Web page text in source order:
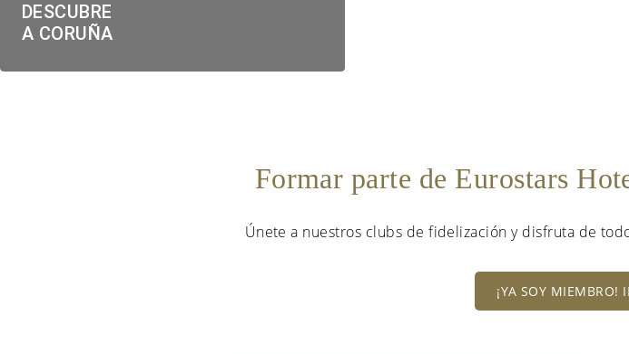
DESCUBRE
A CORUÑA
Formar parte de Eurostars
Únete a nuestros clubs de fidelización y disfruta de
¡YA SOY MIEMBRO!